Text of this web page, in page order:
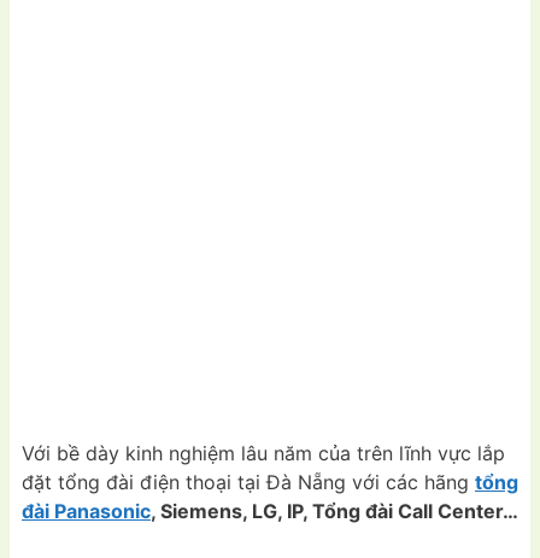
Với bề dày kinh nghiệm lâu năm của trên lĩnh vực lắp
đặt tổng đài điện thoại tại Đà Nẵng với các hãng tổng
đài Panasonic, Siemens, LG, IP, Tổng đài Call Center…